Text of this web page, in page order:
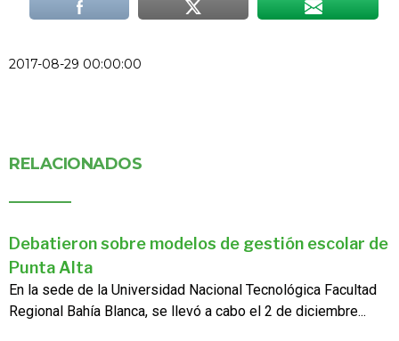
2017-08-29 00:00:00
RELACIONADOS
Debatieron sobre modelos de gestión escolar de
Punta Alta
En la sede de la Universidad Nacional Tecnológica Facultad
Regional Bahía Blanca, se llevó a cabo el 2 de diciembre...